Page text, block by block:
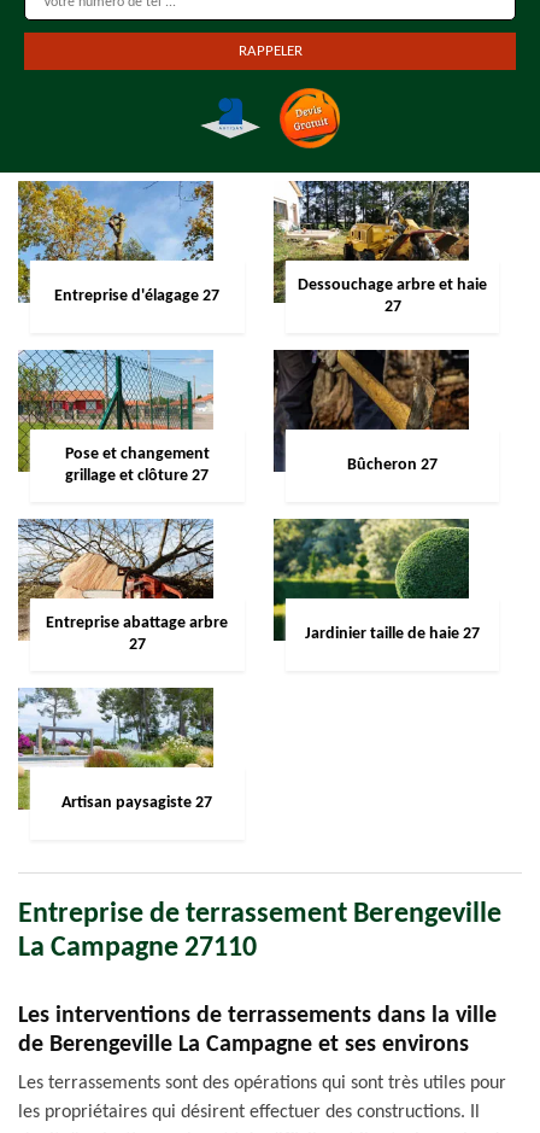
Entreprise d'élagage 27
Dessouchage arbre et haie
27
Pose et changement
grillage et clôture 27
Bûcheron 27
Entreprise abattage arbre
27
Jardinier taille de haie 27
Artisan paysagiste 27
Entreprise de terrassement Berengeville
La Campagne 27110
Les interventions de terrassements dans la ville
de Berengeville La Campagne et ses environs
Les terrassements sont des opérations qui sont très utiles pour
les propriétaires qui désirent effectuer des constructions. Il